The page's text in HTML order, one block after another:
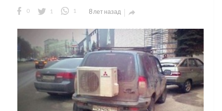
0 1 1 8 лет назад 